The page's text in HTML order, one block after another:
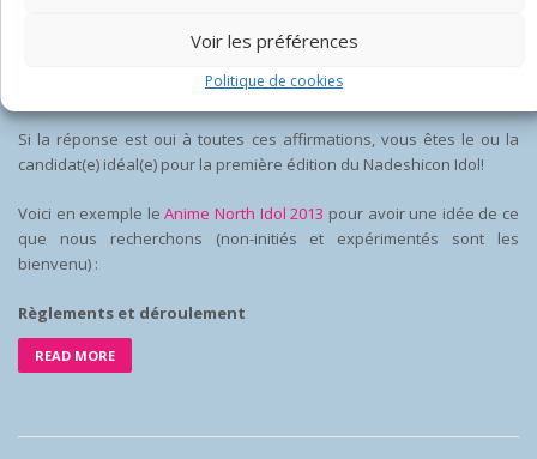
Voir les préférences
Politique de cookies
Votre voix résonne bien avec la foule.
Vous pouvez chanter en japonais.
Si la réponse est oui à toutes ces affirmations, vous êtes le ou la
candidat(e) idéal(e) pour la première édition du Nadeshicon Idol!
Voici en exemple leAnime North Idol 2013 pour avoir une idée de ce
que nous recherchons (non-initiés et expérimentés sont les
bienvenu) :
Règlements et déroulement
READ MORE